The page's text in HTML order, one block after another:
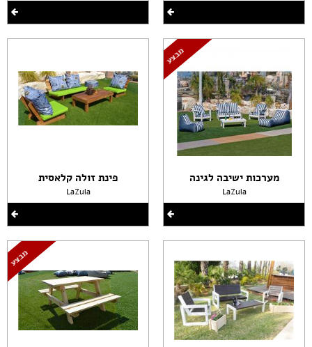
מערכות ישיבה לגינה
LaZula
פינת זולה קלאסית
LaZula